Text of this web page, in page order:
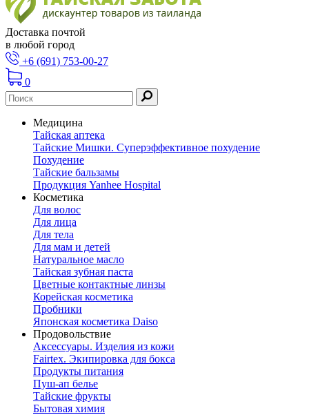
Доставка почтой
в любой город
+6 (691) 753-00-27
0
Медицина
Тайская аптека
Тайские Мишки. Суперэффективное похудение
Похудение
Тайские бальзамы
Продукция Yanhee Hospital
Косметика
Для волос
Для лица
Для тела
Для мам и детей
Натуральное масло
Тайская зубная паста
Цветные контактные линзы
Корейская косметика
Пробники
Японская косметика Daiso
Продовольствие
Аксессуары. Изделия из кожи
Fairtex. Экипировка для бокса
Продукты питания
Пуш-ап белье
Тайские фрукты
Бытовая химия